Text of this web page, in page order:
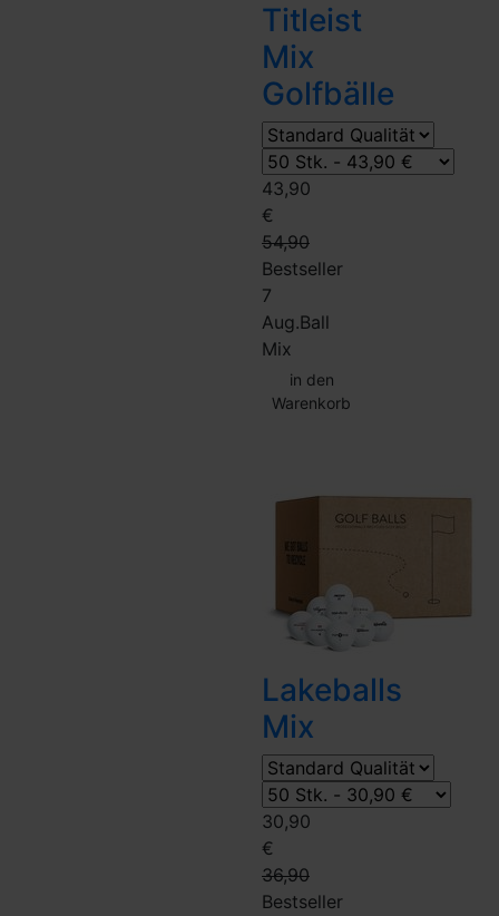
Titleist
Mix
Golfbälle
43,90
€
54,90
Bestseller
7
Aug.Ball
Mix
in den
Warenkorb
Lakeballs
Mix
30,90
€
36,90
Bestseller